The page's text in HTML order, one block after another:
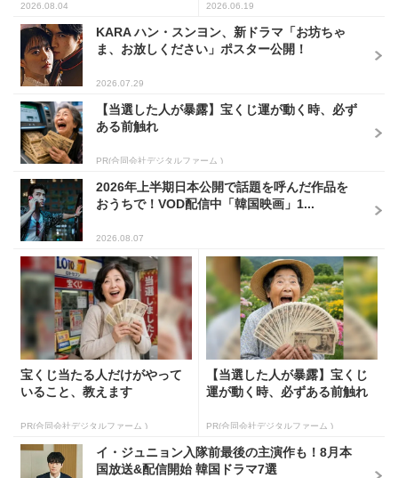
2026.08.04 2026.06.19
KARA ハン・スンヨン、新ドラマ「お坊ちゃ
ま、お放しください」ポスター公開！
2026.07.29
【当選した人が暴露】宝くじ運が動く時、必ず
ある前触れ
PR(合同会社デジタルファーム )
2026年上半期日本公開で話題を呼んだ作品を
おうちで！VOD配信中「韓国映画」1...
2026.08.07
宝くじ当たる人だけがやって
いること、教えます
PR(合同会社デジタルファーム )
【当選した人が暴露】宝くじ
運が動く時、必ずある前触れ
PR(合同会社デジタルファーム )
イ・ジュニョン入隊前最後の主演作も！8月本
国放送&配信開始 韓国ドラマ7選